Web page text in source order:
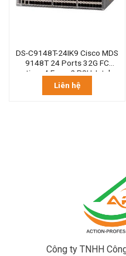
DS-C9148T-24IK9 Cisco MDS
9148T 24 Ports 32G FC
active , 4 Fans, 2 PSU, Intake
Liên hệ
Công ty TNHH